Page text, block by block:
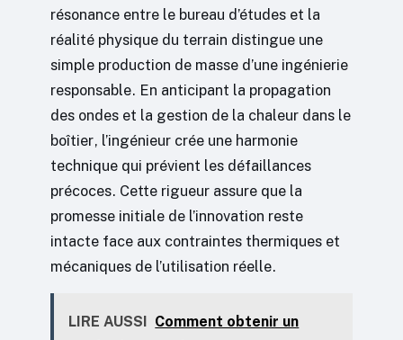
résonance entre le bureau d’études et la
réalité physique du terrain distingue une
simple production de masse d’une ingénierie
responsable. En anticipant la propagation
des ondes et la gestion de la chaleur dans le
boîtier, l’ingénieur crée une harmonie
technique qui prévient les défaillances
précoces. Cette rigueur assure que la
promesse initiale de l’innovation reste
intacte face aux contraintes thermiques et
mécaniques de l’utilisation réelle.
LIRE AUSSI Comment obtenir un